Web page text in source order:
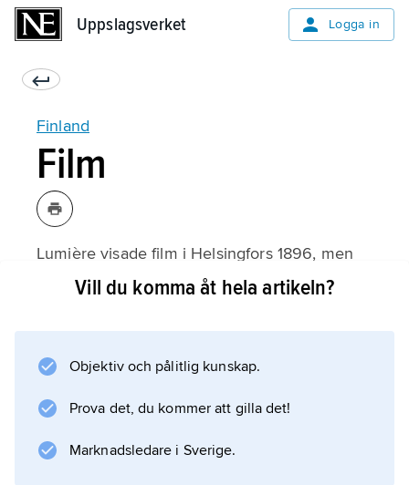
Uppslagsverket Logga in
Finland
Film
Lumière visade film i Helsingfors 1896, men
den första spelfilmen som gjordes i Finland,
berodde det på de ryska myndigheternas
censur och inskränkningar av finsk
1917. Efter
Vill du komma åt hela artikeln?
Objektiv och pålitlig kunskap.
Prova det, du kommer att gilla det!
Marknadsledare i Sverige.